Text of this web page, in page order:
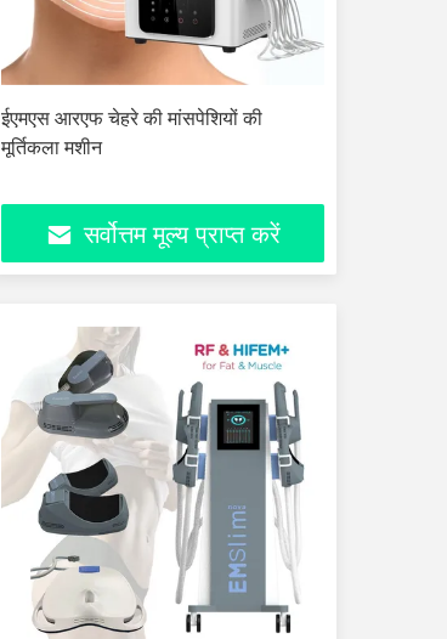
ईएमएस आरएफ चेहरे की मांसपेशियों की
मूर्तिकला मशीन
सर्वोत्तम मूल्य प्राप्त करें